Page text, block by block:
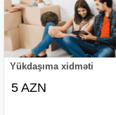
Yükdaşıma xidməti
5 AZN